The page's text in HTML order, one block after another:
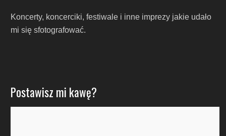
Koncerty, koncerciki, festiwale i inne imprezy jakie udało
mi się sfotografować.
Postawisz mi kawę?